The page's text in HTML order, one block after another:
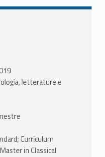
studente gli
Nel
effettuate
a fornire le
– 6
letterature e
Curriculum
in Classical